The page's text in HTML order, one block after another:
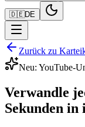
🇩🇪DE
Zurück zu
Neu: YouTube-
Verwandle
Sekunden